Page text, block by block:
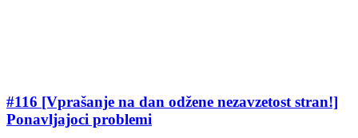
#116 [Vprašanje na dan odžene nezavzetost stran!]
Ponavljajoci problemi